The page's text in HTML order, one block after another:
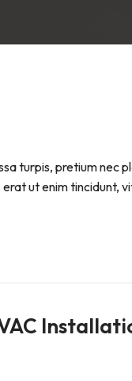
turpis, pretium
ut enim